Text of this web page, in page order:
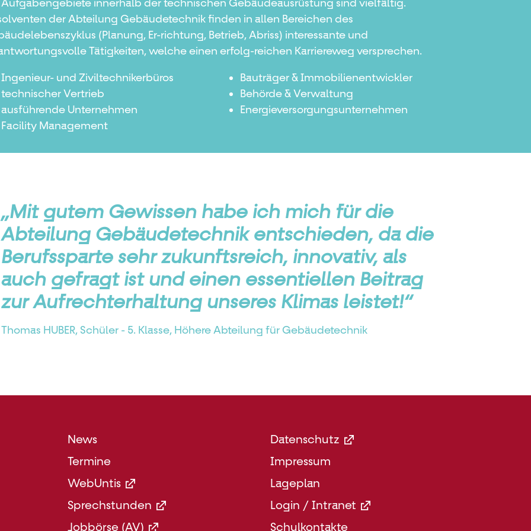
Aufgabengebiete innerhalb der technischen Gebäudeausrüstung sind vielfältig.
der Abteilung Gebäudetechnik finden in allen Bereichen des
(Planung, Er-richtung, Betrieb, Abriss) interessante und
Tätigkeiten, welche einen erfolg-reichen Karriereweg versprechen.
Ingenieur- und Ziviltechnikerbüros
technischer Vertrieb
ausführende Unternehmen
Facility Management
Bauträger & Immobilienentwickler
Behörde & Verwaltung
Energieversorgungsunternehmen
„Mit gutem Gewissen habe ich mich für die
Abteilung Gebäudetechnik entschieden, da die
Berufssparte sehr zukunftsreich, innovativ, als
auch gefragt ist und einen essentiellen Beitrag
zur Aufrechterhaltung unseres Klimas leistet!“
Thomas HUBER, Schüler - 5. Klasse, Höhere Abteilung für Gebäudetechnik
Footer
Menü
News
Termine
WebUntis
Sprechstunden
Jobbörse (AV)
Footer
Menü
Rechts
Datenschutz
Impressum
Lageplan
Login / Intranet
Schulkontakte